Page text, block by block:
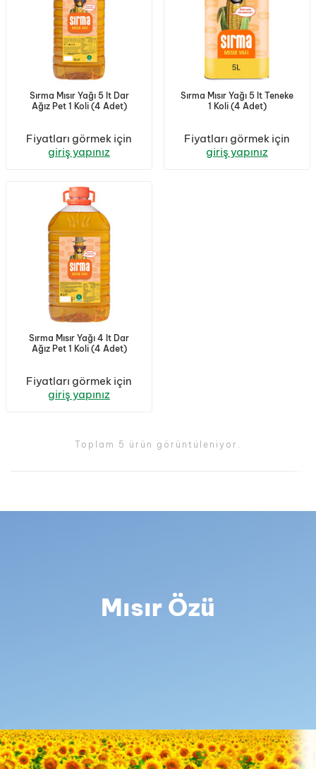
Sırma Mısır Yağı 5 lt Dar
Ağız Pet 1 Koli (4 Adet)
Fiyatları görmek için
giriş yapınız
Sırma Mısır Yağı 5 lt Teneke
1 Koli (4 Adet)
Fiyatları görmek için
giriş yapınız
Sırma Mısır Yağı 4 lt Dar
Ağız Pet 1 Koli (4 Adet)
Fiyatları görmek için
giriş yapınız
Toplam 5 ürün görüntüleniyor.
Mısır Özü